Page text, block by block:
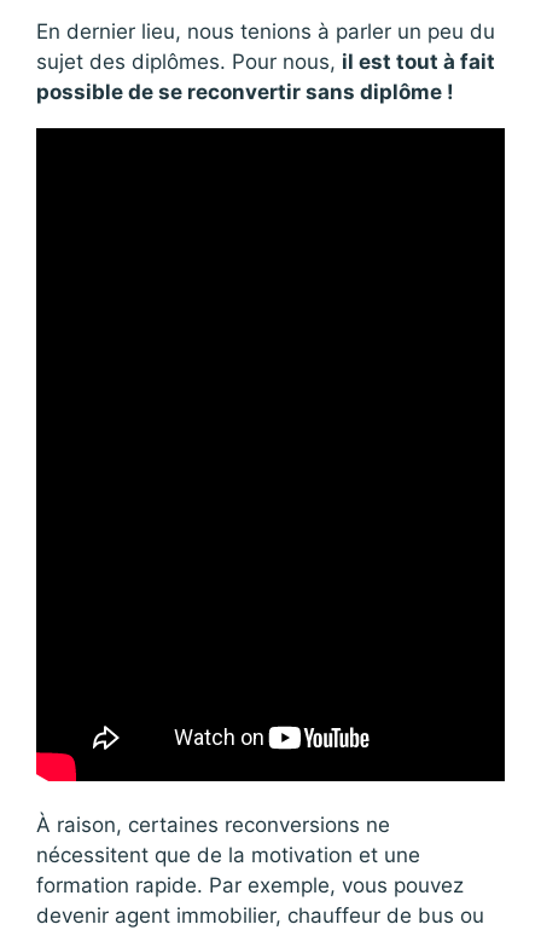
En dernier lieu, nous tenions à parler un peu du
sujet des diplômes. Pour nous, il est tout à fait
possible de se reconvertir sans diplôme !
À raison, certaines reconversions ne
nécessitent que de la motivation et une
formation rapide. Par exemple, vous pouvez
devenir agent immobilier, chauffeur de bus ou